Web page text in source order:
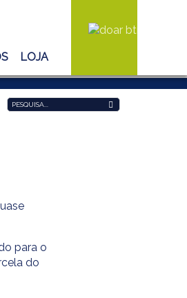
LOJA
Pesquisa...
para o
do